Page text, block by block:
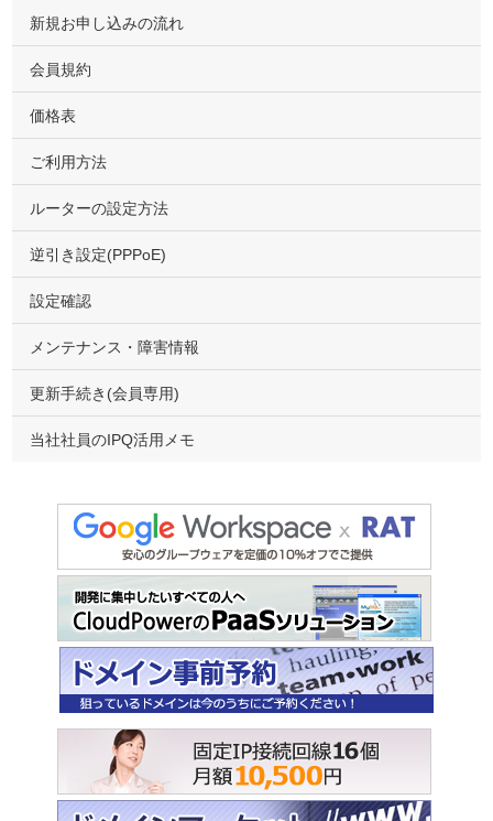
新規お申し込みの流れ
会員規約
価格表
ご利用方法
ルーターの設定方法
逆引き設定(PPPoE)
設定確認
メンテナンス・障害情報
更新手続き(会員専用)
当社社員のIPQ活用メモ